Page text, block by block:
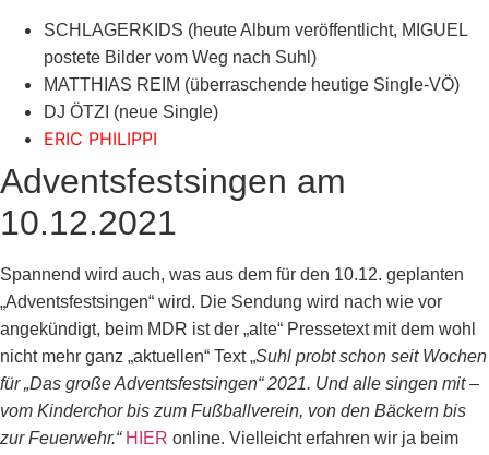
SCHLAGERKIDS (heute Album veröffentlicht, MIGUEL
postete Bilder vom Weg nach Suhl)
MATTHIAS REIM (überraschende heutige Single-VÖ)
DJ ÖTZI (neue Single)
ERIC PHILIPPI
Adventsfestsingen am
10.12.2021
Spannend wird auch, was aus dem für den 10.12. geplanten
„Adventsfestsingen“ wird. Die Sendung wird nach wie vor
angekündigt, beim MDR ist der „alte“ Pressetext mit dem wohl
nicht mehr ganz „aktuellen“ Text „Suhl probt schon seit Wochen
für „Das große Adventsfestsingen“ 2021. Und alle singen mit –
vom Kinderchor bis zum Fußballverein, von den Bäckern bis
zur Feuerwehr.“ HIER online. Vielleicht erfahren wir ja beim